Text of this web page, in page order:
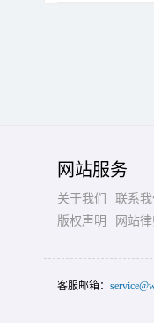
网站服务
关于我们 联系我
版权声明
网站
客服邮箱：